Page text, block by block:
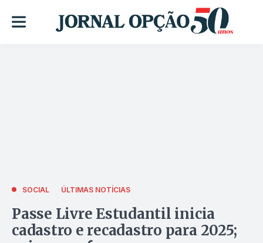
SOCIAL ÚLTIMAS NOTÍCIAS
Passe Livre Estudantil inicia
cadastro e recadastro para 2025;